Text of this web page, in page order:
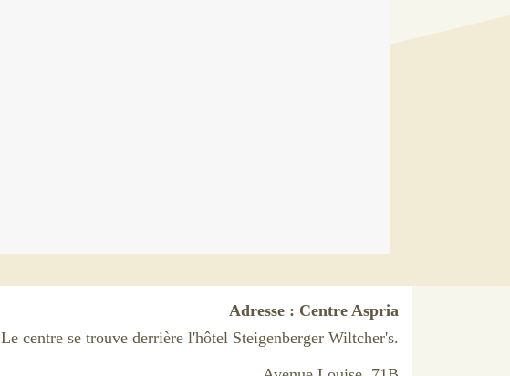
Adresse : Centre Aspria
Le centre se trouve derrière l'hôtel Steigenberger Wiltcher's.